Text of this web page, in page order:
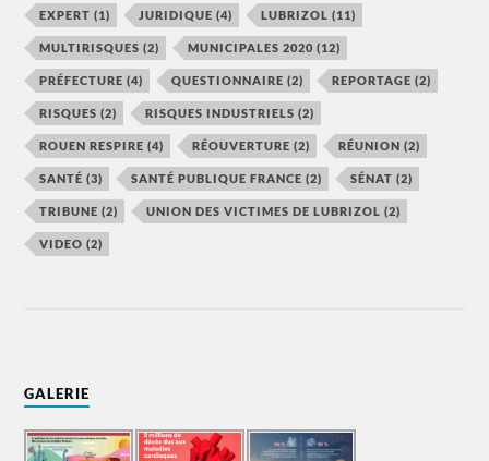
EXPERT (1) JURIDIQUE (4) LUBRIZOL (11)
MULTIRISQUES (2) MUNICIPALES 2020 (12)
PRÉFECTURE (4) QUESTIONNAIRE (2) REPORTAGE (2)
RISQUES (2) RISQUES INDUSTRIELS (2)
ROUEN RESPIRE (4) RÉOUVERTURE (2) RÉUNION (2)
SANTÉ (3) SANTÉ PUBLIQUE FRANCE (2) SÉNAT (2)
TRIBUNE (2) UNION DES VICTIMES DE LUBRIZOL (2)
VIDEO (2)
GALERIE